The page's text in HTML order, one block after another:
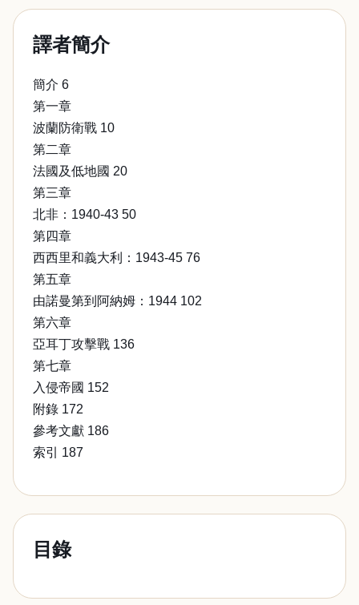
譯者簡介
簡介 6
第一章
波蘭防衛戰 10
第二章
法國及低地國 20
第三章
北非：1940-43 50
第四章
西西里和義大利：1943-45 76
第五章
由諾曼第到阿納姆：1944 102
第六章
亞耳丁攻擊戰 136
第七章
入侵帝國 152
附錄 172
參考文獻 186
索引 187
目錄